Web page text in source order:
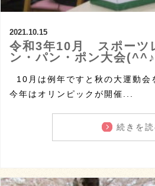
2021.10.15
令和3年10月 スポーツ
ン・パン・ポン大会(^^♪
10月は例年ですと秋の大運動会
今年はオリンピックが開催...
続きを読